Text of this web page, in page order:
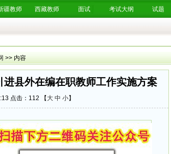
疆教师 西藏教师 面试 考试大纲 试题
>> 内容
县外在编在职教师工作实施方案
点击： 112 【 大 中 小】